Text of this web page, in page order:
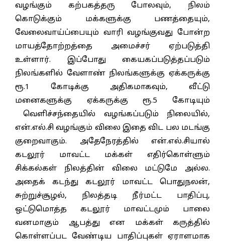
வழங்கும் கற்பகத்தரு போலவும், நிலம்
கொடுக்கும் மக்களுக்கு பணத்தையும்,
வேலைவாய்ப்பையும் வாரி வழங்குவது போன்ற
மாயத்தோற்றத்தை அமைச்சர் ஏற்படுத்தி
உள்ளார். இப்போது கையகப்படுத்தப்படும்
நிலங்களில் வேளாண் நிலங்களுக்கு ஏக்கருக்கு
ரூ.1 கோடிக்கு அதிகமாகவும், வீட்டு
மனைகளுக்கு ஏக்கருக்கு ரூ.5 கோடியும்
வெளிச்சந்தையில் வழங்கப்படும் நிலையில்,
என்.எல்.சி வழங்கும் விலை இதை விட பல மடங்கு
குறைவாகும். அதேநேரத்தில் என்.எல்.சியால்
கடலூர் மாவட்ட மக்கள் எதிர்கொள்ளும்
சிக்கல்கள் நிலத்தின் விலை மட்டுமே அல்ல.
அதைக் கடந்து கடலூர் மாவட்ட பொதுநலன்,
சுற்றுச்சூழல், நிலத்தடி நீர்மட்ட பாதிப்பு,
ஒட்டுமொத்த கடலூர் மாவட்டமும் பாலை
வனமாகும் ஆபத்து என மக்கள் கருத்தில்
கொள்ளப்பட வேண்டிய பாதிப்புகள் ஏராளமாக